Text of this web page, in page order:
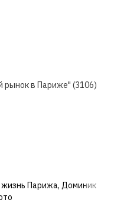
рынок в Париже" (3106)